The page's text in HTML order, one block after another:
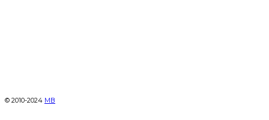
© 2010-2024 МВ